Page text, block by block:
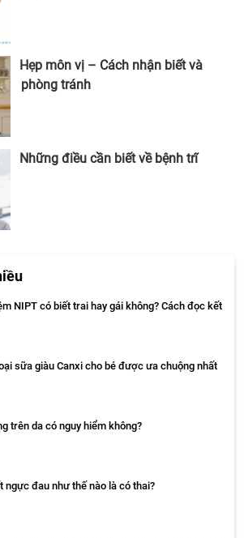
Hẹp môn vị – Cách nhận biết và
phòng tránh
Những điều cần biết về bệnh trĩ
NIPT có biết trai hay gái không? Cách đọc kết
sữa giàu Canxi cho bé được ưa chuộng nhất
trên da có nguy hiểm không?
ngực đau như thế nào là có thai?